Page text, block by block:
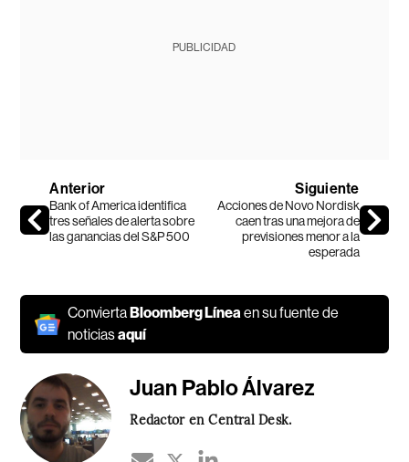
PUBLICIDAD
Anterior
Bank of America identifica
tres señales de alerta sobre
las ganancias del S&P 500
Siguiente
Acciones de Novo Nordisk
caen tras una mejora de
previsiones menor a la
esperada
ConviertaBloomberg Líneaen su fuente de
noticiasaquí
Juan Pablo Álvarez
Redactor en Central Desk.